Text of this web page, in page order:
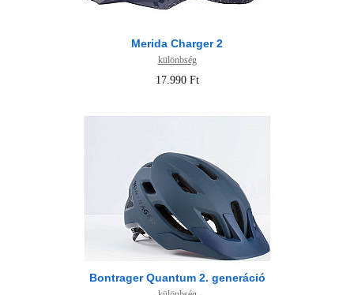
Merida Charger 2
különbség
17.990 Ft
Bontrager Quantum 2. generáció